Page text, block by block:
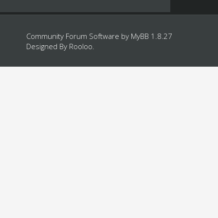
Community Forum Software by MyBB 1.8.27
Designed By Rooloo.